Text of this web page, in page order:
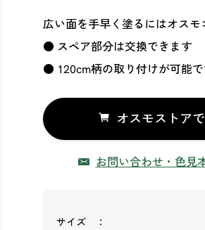
広い面を手早く塗るにはオス
● スペア部分は交換できます
● 120cm柄の取り付けが可能
オスモストア
お問い合わせ・色見
サイズ